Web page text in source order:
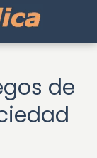
de